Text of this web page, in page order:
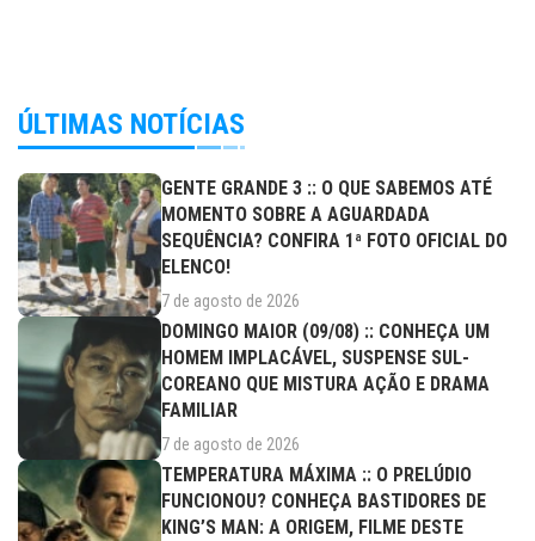
ÚLTIMAS NOTÍCIAS
GENTE GRANDE 3 :: O QUE SABEMOS ATÉ
MOMENTO SOBRE A AGUARDADA
SEQUÊNCIA? CONFIRA 1ª FOTO OFICIAL DO
ELENCO!
7 de agosto de 2026
DOMINGO MAIOR (09/08) :: CONHEÇA UM
HOMEM IMPLACÁVEL, SUSPENSE SUL-
COREANO QUE MISTURA AÇÃO E DRAMA
FAMILIAR
7 de agosto de 2026
TEMPERATURA MÁXIMA :: O PRELÚDIO
FUNCIONOU? CONHEÇA BASTIDORES DE
KING’S MAN: A ORIGEM, FILME DESTE